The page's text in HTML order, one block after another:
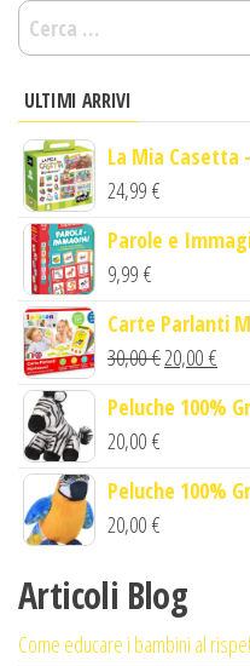
Ricerca
per:
ULTIMI ARRIVI
La Mia Casetta
24,99 €
Parole e
9,99 €
Carte Parlanti
30,00€Il
originale
30,00 €.
20,00 €
Peluche 100%
20,00 €
Peluche 100%
20,00 €
Articoli Blog
Come educare i bambini al